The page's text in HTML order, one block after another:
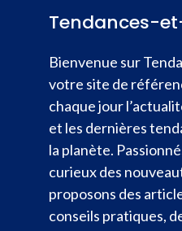
Tendances-
Bienvenue sur
votre site de
chaque jour
et les dernières
la planète.
curieux des
proposons des
conseils pratiques,